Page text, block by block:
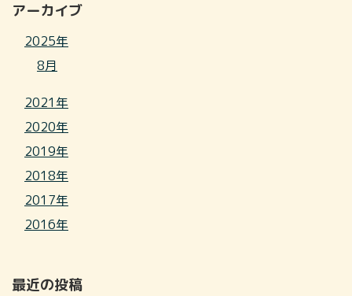
アーカイブ
2025年
8月
2021年
2020年
2019年
2018年
2017年
2016年
最近の投稿